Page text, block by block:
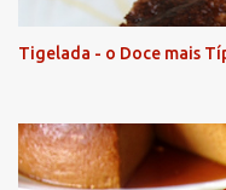
Tigelada - o Doce mais